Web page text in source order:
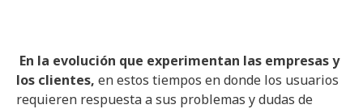
En la evolución que experimentan las empresas y
los clientes, en estos tiempos en donde los usuarios
requieren respuesta a sus problemas y dudas de